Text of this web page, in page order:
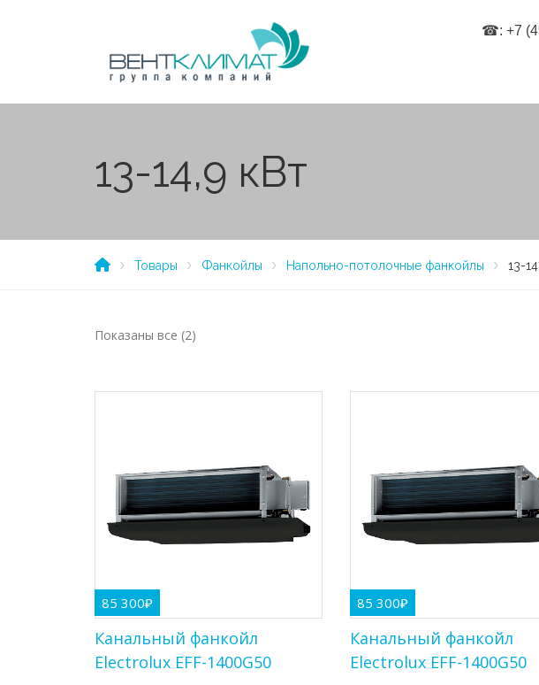
☎: +7
13-14,9 кВт
Товары Фанкойлы Напольно-потолочные фанкойлы 13-
Показаны все (2)
85 300₽
Канальный фанкойл
Electrolux EFF-1400G50
85 300₽
Канальный фанкойл
Electrolux EFF-1400G50